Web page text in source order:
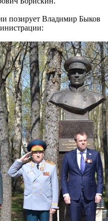
позирует Владимир Быков